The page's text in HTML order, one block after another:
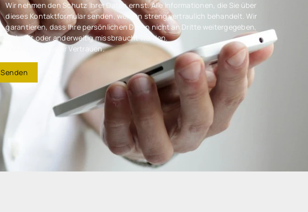
Wir nehmen den Schutz Ihrer Daten ernst. Alle Informationen, die Sie über
dieses Kontaktformular senden, werden streng vertraulich behandelt. Wir
garantieren, dass Ihre persönlichen Daten nicht an Dritte weitergegeben,
verkauft oder anderweitig missbraucht werden.
Vielen Dank für Ihr Vertrauen.
Senden